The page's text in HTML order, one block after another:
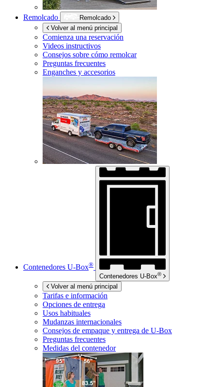
Remolcado
Remolcado
Volver al menú principal
Comienza una reservación
Videos instructivos
Consejos sobre cómo remolcar
Preguntas frecuentes
Enganches y accesorios
Contenedores U-Box®
Contenedores U-Box®
Volver al menú principal
Tarifas e información
Opciones de entrega
Usos habituales
Mudanzas internacionales
Consejos de empaque y entrega de U-Box
Preguntas frecuentes
Medidas del contenedor